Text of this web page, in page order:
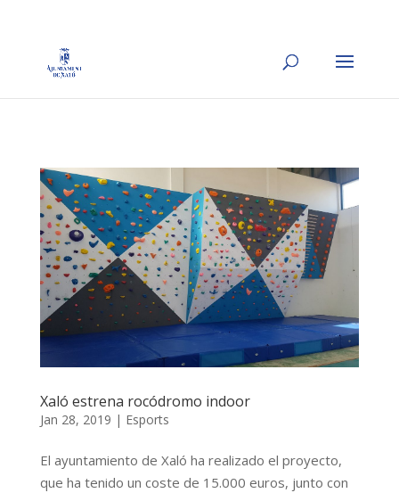
Xaló estrena rocódromo indoor
Jan 28, 2019 | Esports
El ayuntamiento de Xaló ha realizado el proyecto,
que ha tenido un coste de 15.000 euros, junto con